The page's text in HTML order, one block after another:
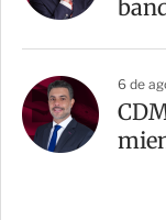
6 de